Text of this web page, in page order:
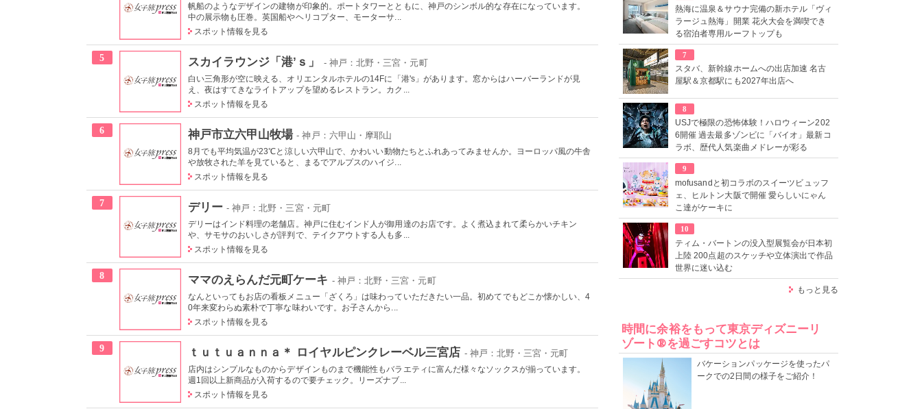
帆船のようなデザインの建物が印象的。ポートタワーとともに、神戸のシンボル的な存在になっています。
中の展示物も圧巻。英国船やヘリコプター、モーターサ...
スポット情報を見る
5 スカイラウンジ「港’ｓ」 - 神戸：北野・三宮・元町
白い三角形が空に映える、オリエンタルホテルの14Fに「港's」があります。窓からはハーバーランドが見
え、夜はすてきなライトアップを望めるレストラン。カク...
スポット情報を見る
6 神戸市立六甲山牧場 - 神戸：六甲山・摩耶山
8月でも平均気温が23℃と涼しい六甲山で、かわいい動物たちとふれあってみませんか。ヨーロッパ風の牛舎
や放牧された羊を見ていると、まるでアルプスのハイジ...
スポット情報を見る
7 デリー - 神戸：北野・三宮・元町
デリーはインド料理の老舗店。神戸に住むインド人が御用達のお店です。よく煮込まれて柔らかいチキン
や、サモサのおいしさが評判で、テイクアウトする人も多...
スポット情報を見る
8 ママのえらんだ元町ケーキ - 神戸：北野・三宮・元町
なんといってもお店の看板メニュー「ざくろ」は味わっていただきたい一品。初めてでもどこか懐かしい、4
0年来変わらぬ素朴で丁寧な味わいです。お子さんから...
スポット情報を見る
9 ｔｕｔｕａｎｎａ＊ ロイヤルピンクレーベル三宮店 - 神戸：北野・三宮・元町
店内はシンプルなものからデザインものまで機能性もバラエティに富んだ様々なソックスが揃っています。
週1回以上新商品が入荷するので要チェック。リーズナブ...
スポット情報を見る
熱海に温泉＆サウナ完備の新ホテル「ヴィ
ラージュ熱海」開業 花火大会を満喫でき
る宿泊者専用ルーフトップも
7
スタバ、新幹線ホームへの出店加速 名古
屋駅＆京都駅にも2027年出店へ
8
USJで極限の恐怖体験！ハロウィーン202
6開催 過去最多ゾンビに「バイオ」最新コ
ラボ、歴代人気楽曲メドレーが彩る
9
mofusandと初コラボのスイーツビュッフ
ェ、ヒルトン大阪で開催 愛らしいにゃん
こ達がケーキに
10
ティム・バートンの没入型展覧会が日本初
上陸 200点超のスケッチや立体演出で作品
世界に迷い込む
もっと見る
時間に余裕をもって東京ディズニーリ
ゾート®を過ごすコツとは
バケーションパッケージを使ったパ
ークでの2日間の様子をご紹介！